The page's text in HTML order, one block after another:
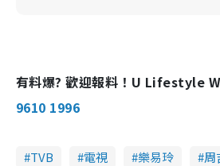
有料爆? 歡迎報料！U Lifestyle
9610 1996
TVB 電視 樂易玲 周